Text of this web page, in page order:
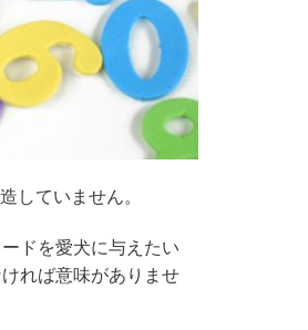
していません。
ドを愛犬に与えたい
れば意味がありませ